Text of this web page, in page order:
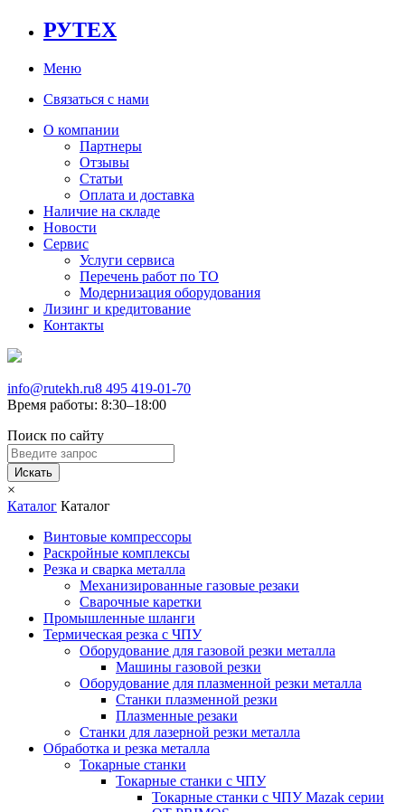
РУТЕХ
Меню
Связаться с нами
О компании
Партнеры
Отзывы
Статьи
Оплата и доставка
Наличие на складе
Новости
Сервис
Услуги сервиса
Перечень работ по ТО
Модернизация оборудования
Лизинг и кредитование
Контакты
info@rutekh.ru8 495 419-01-70
Время работы: 8:30–18:00
Поиск по сайту
Искать
×
Каталог Каталог
Винтовые компрессоры
Раскройные комплексы
Резка и сварка металла
Механизированные газовые резаки
Сварочные каретки
Промышленные шланги
Термическая резка с ЧПУ
Оборудование для газовой резки металла
Машины газовой резки
Оборудование для плазменной резки металла
Станки плазменной резки
Плазменные резаки
Станки для лазерной резки металла
Обработка и резка металла
Токарные станки
Токарные станки с ЧПУ
Токарные станки с ЧПУ Mazak серии